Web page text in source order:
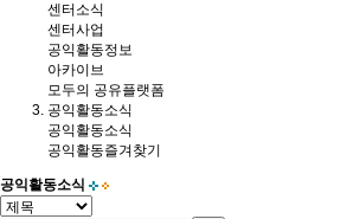
센터소식
센터사업
공익활동정보
아카이브
모두의 공유플랫폼
공익활동소식
공익활동소식
공익활동즐겨찾기
공익활동소식